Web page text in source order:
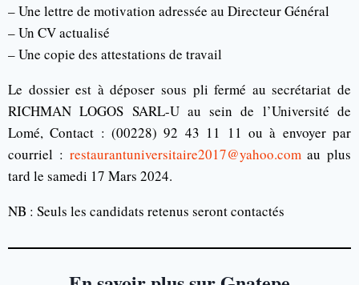
– Une lettre de motivation adressée au Directeur Général
– Un CV actualisé
– Une copie des attestations de travail
Le dossier est à déposer sous pli fermé au secrétariat de
RICHMAN LOGOS SARL-U au sein de l’Université de
Lomé, Contact : (00228) 92 43 11 11 ou à envoyer par
courriel : restaurantuniversitaire2017@yahoo.com au plus
tard le samedi 17 Mars 2024.
NB : Seuls les candidats retenus seront contactés